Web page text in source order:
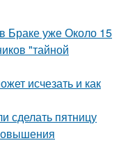
Браке уже Около 15
"тайной
исчезать и как
сделать пятницу